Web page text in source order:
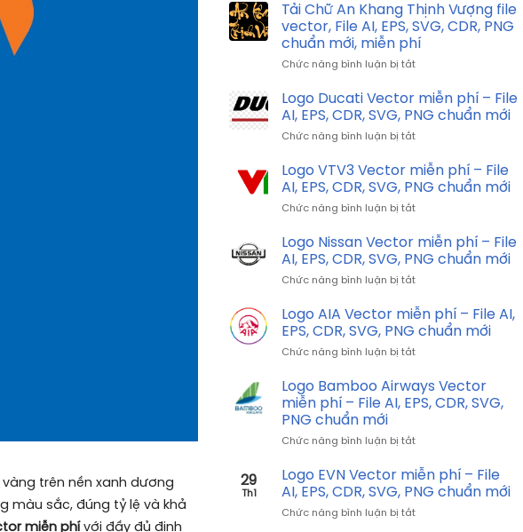
trên nền xanh dương
màu sắc, đúng tỷ lệ và khả
miễn phívới đầy đủ định
Tải Chữ An Khang Thịnh Vượng file
vector, File AI, EPS, SVG, CDR, PNG
chuẩn mới, miễn phí
Chức năng bình luận bị tắtở
Chữ
An
Thịnh
file
vector,
AI,
SVG,
CDR,
mới,
miễn
phí
Logo Ducati Vector miễn phí – File
AI, EPS, CDR, SVG, PNG chuẩn mới
Chức năng bình luận bị tắtở
Ducati
Vector
phí
File
AI,
CDR,
PNG
chuẩn
Logo VTV3 Vector miễn phí – File
AI, EPS, CDR, SVG, PNG chuẩn mới
Chức năng bình luận bị tắtở
VTV3
Vector
phí
File
AI,
CDR,
PNG
chuẩn
Logo Nissan Vector miễn phí – File
AI, EPS, CDR, SVG, PNG chuẩn mới
Chức năng bình luận bị tắtở
Nissan
Vector
phí
File
AI,
SVG,
chuẩn
mới
Logo AIA Vector miễn phí – File AI,
EPS, CDR, SVG, PNG chuẩn mới
Chức năng bình luận bị tắtở
AIA
Vector
miễn
–
AI,
EPS,
SVG,
Logo Bamboo Airways Vector
miễn phí – File AI, EPS, CDR, SVG,
PNG chuẩn mới
Chức năng bình luận bị tắtở
Bamboo
Airways
miễn
29
Th1
Logo EVN Vector miễn phí – File
AI, EPS, CDR, SVG, PNG chuẩn mới
Chức năng bình luận bị tắtở